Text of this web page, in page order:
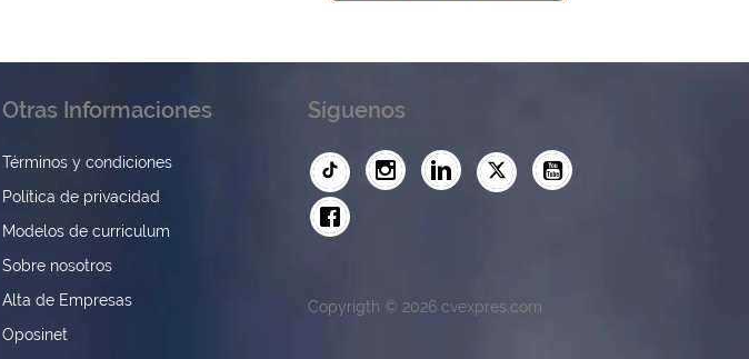
Otras Informaciones
Términos y condiciones
Política de privacidad
Modelos de curriculum
Sobre nosotros
Alta de Empresas
Oposinet
Síguenos
Copyrigth © 2026 cvexpres.com